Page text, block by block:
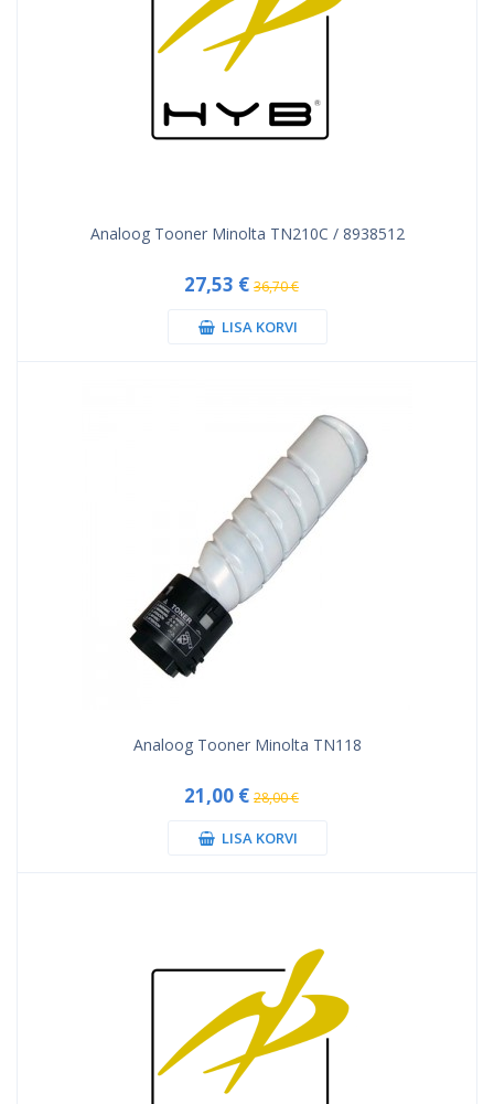
Analoog Tooner Minolta TN210C / 8938512
27,53 € 36,70 €
LISA KORVI
Analoog Tooner Minolta TN118
21,00 € 28,00 €
LISA KORVI